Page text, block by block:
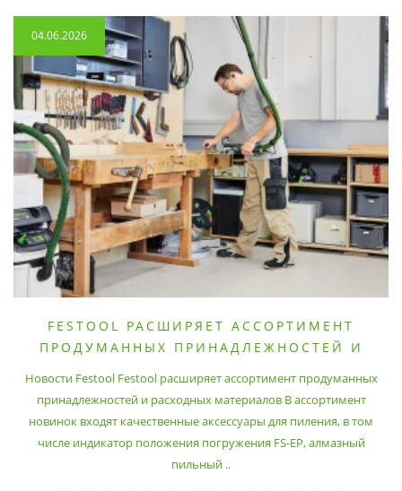
04.06.2026
FESTOOL РАСШИРЯЕТ АССОРТИМЕНТ
ПРОДУМАННЫХ ПРИНАДЛЕЖНОСТЕЙ И
Новости Festool Festool расширяет ассортимент продуманных
принадлежностей и расходных материалов В ассортимент
новинок входят качественные аксессуары для пиления, в том
числе индикатор положения погружения FS-EP, алмазный
пильный ..